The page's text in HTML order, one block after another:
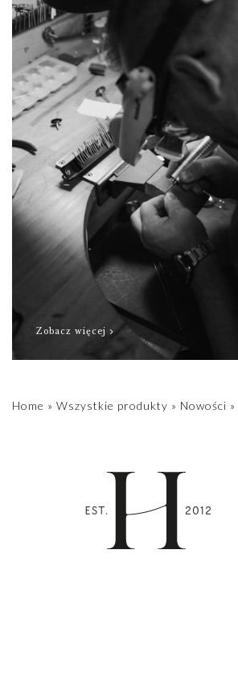
Zobacz więcej
Home » Wszystkie produkty » Nowości »